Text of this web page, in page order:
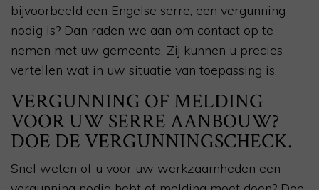
bijvoorbeeld een Engelse serre, een vergunning
nodig is? Dan raden we aan om contact op te
nemen met uw gemeente. Zij kunnen u precies
vertellen wat in uw situatie van toepassing is.
VERGUNNING OF MELDING
VOOR UW SERRE AANBOUW?
DOE DE VERGUNNINGSCHECK.
Snel weten of u voor uw werkzaamheden een